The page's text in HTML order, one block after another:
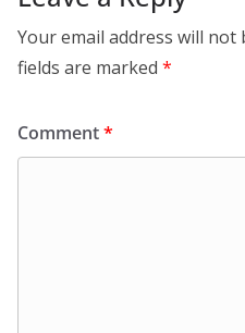
Your email address will not
fields are marked *
Comment*